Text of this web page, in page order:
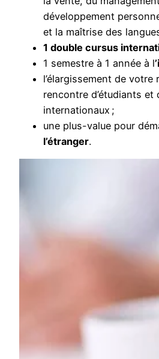
développement
et la maîtrise des
1 double cursus
1 semestre à 1 année à l
l’élargissement de votre
rencontre d’étudiants et
internationaux ;
une plus-value pour
l’étranger.